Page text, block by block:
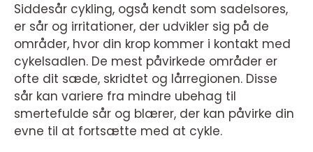
Siddesår cykling, også kendt som sadelsores,
er sår og irritationer, der udvikler sig på de
områder, hvor din krop kommer i kontakt med
cykelsadlen. De mest påvirkede områder er
ofte dit sæde, skridtet og lårregionen. Disse
sår kan variere fra mindre ubehag til
smertefulde sår og blærer, der kan påvirke din
evne til at fortsætte med at cykle.